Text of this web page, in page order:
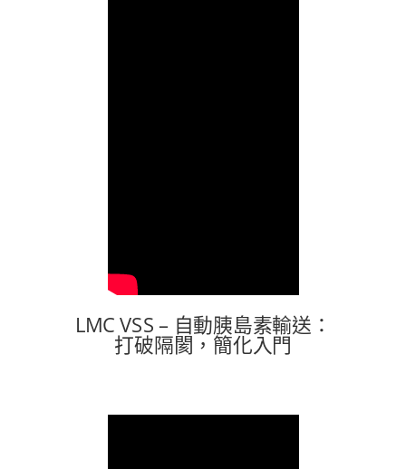
LMC VSS – 自動胰島素輸送：
打破隔閡，簡化入門